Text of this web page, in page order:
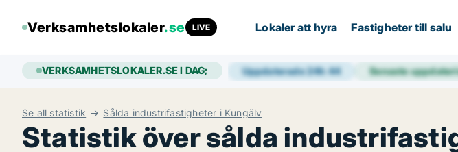
Verksamhetslokaler.se LIVE Lokaler att hyra Fastigheter till salu
VERKSAMHETSLOKALER.SE I DAG; Uppdaterade 24h44 Senaste
Se all statistik Sålda industrifastigheter i Kungälv
Statistik över sålda